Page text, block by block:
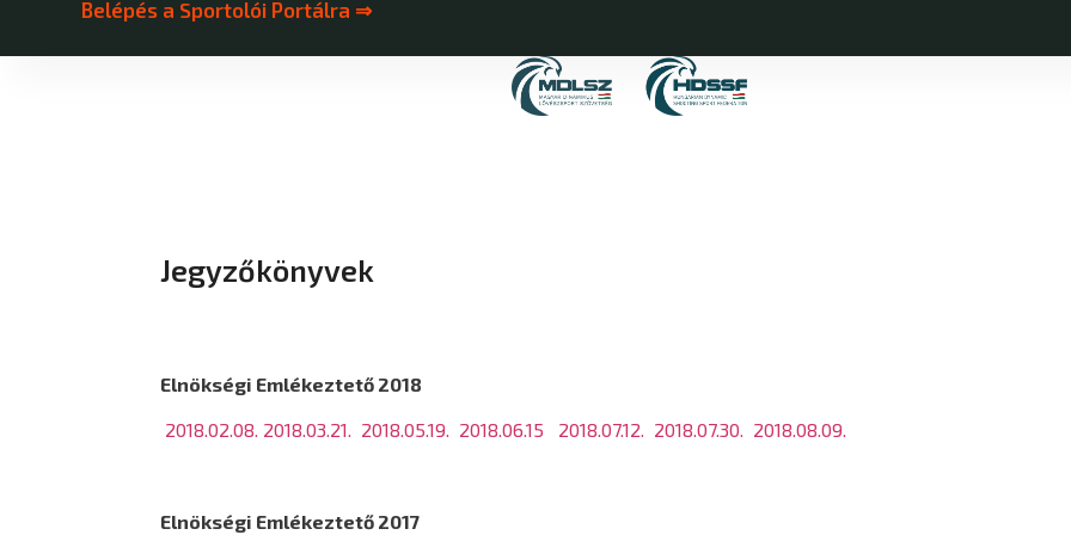
Belépés a Sportolói Portálra ⇒
Jegyzőkönyvek
Elnökségi Emlékeztető 2018
2018.02.08. 2018.03.21. 2018.05.19. 2018.06.15 2018.07.12. 2018.07.30. 2018.08.09.
Elnökségi Emlékeztető 2017